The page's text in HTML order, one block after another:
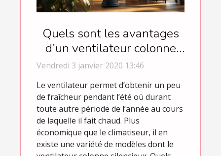
Quels sont les avantages
d’un ventilateur colonne
silencieux ?
Vendredi 3 janvier 2020 13:46
Le ventilateur permet d’obtenir un peu
de fraîcheur pendant l’été où durant
toute autre période de l’année au cours
de laquelle il fait chaud. Plus
économique que le climatiseur, il en
existe une variété de modèles dont le